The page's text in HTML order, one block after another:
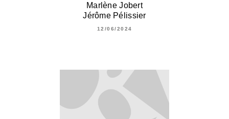
Marlène Jobert
Jérôme Pélissier
12/06/2024